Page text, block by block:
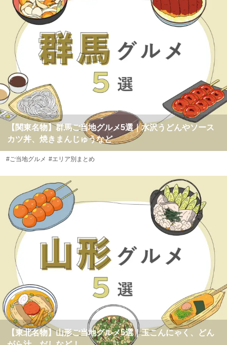
【関東名物】群馬ご当地グルメ5選｜水沢うどんやソース
カツ丼、焼きまんじゅうなど
#ご当地グルメ #エリア別まとめ
【東北名物】山形ご当地グルメ5選｜玉こんにゃく、どん